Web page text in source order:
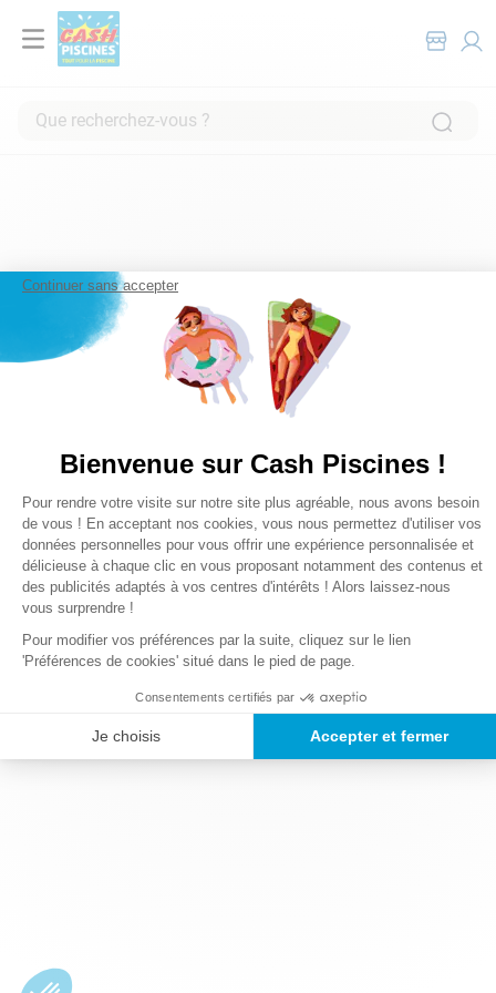
Que recherchez-vous ?
Continuer sans accepter
Bienvenue sur Cash Piscines !
Plateforme de Gestion du
Pour rendre votre visite sur notre site plus agréable, nous avons besoin
de vous ! En acceptant nos cookies, vous nous permettez d'utiliser vos
données personnelles pour vous offrir une expérience personnalisée et
délicieuse à chaque clic en vous proposant notamment des contenus et
des publicités adaptés à vos centres d'intérêts ! Alors laissez-nous
vous surprendre !
Pour modifier vos préférences par la suite, cliquez sur le lien
'Préférences de cookies' situé dans le pied de page.
Consentements certifiés par
Je choisis Accepter et fermer
Axeptio consent